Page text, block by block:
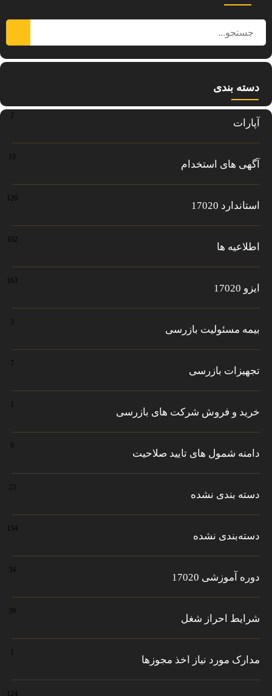
دسته بندی
آپارات
2
آگهی های استخدام
19
استاندارد 17020
126
اطلاعیه ها
102
ایزو 17020
163
بیمه مسئولیت بازرسی
3
تجهیزات بازرسی
7
خرید و فروش شرکت های بازرسی
دامنه شمول های تایید صلاحیت
9
دسته بندی نشده
23
دسته‌بندی نشده
134
دوره آموزشی 17020
34
شرایط احراز شغل
39
مدارک مورد نیاز اخذ مجوزها
124